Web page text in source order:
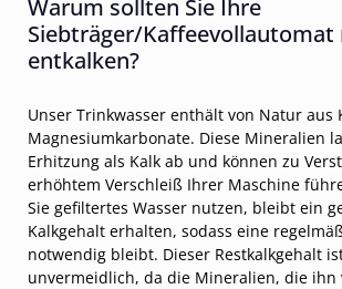
Warum sollten Sie Ihre
Siebträger/Kaffeevollautomat
entkalken?
Unser Trinkwasser enthält von Natur aus
Magnesiumkarbonate. Diese Mineralien
Erhitzung als Kalk ab und können zu
erhöhtem Verschleiß Ihrer Maschine
Sie gefiltertes Wasser nutzen, bleibt ein
Kalkgehalt erhalten, sodass eine
notwendig bleibt. Dieser Restkalkgehalt
unvermeidlich, da die Mineralien, die ihn